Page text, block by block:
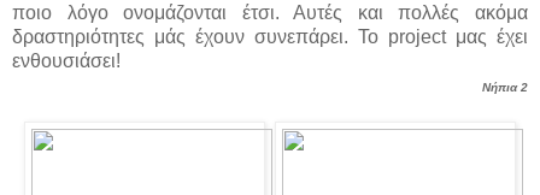
ποιο λόγο ονομάζονται έτσι. Αυτές και πολλές ακόμα
δραστηριότητες μάς έχουν συνεπάρει. Το project μας έχει
ενθουσιάσει!
Νήπια 2